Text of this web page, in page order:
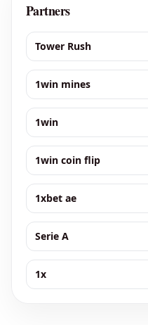
Partners
Tower Rush
1win mines
1win
1win coin flip
1xbet ae
Serie A
1x